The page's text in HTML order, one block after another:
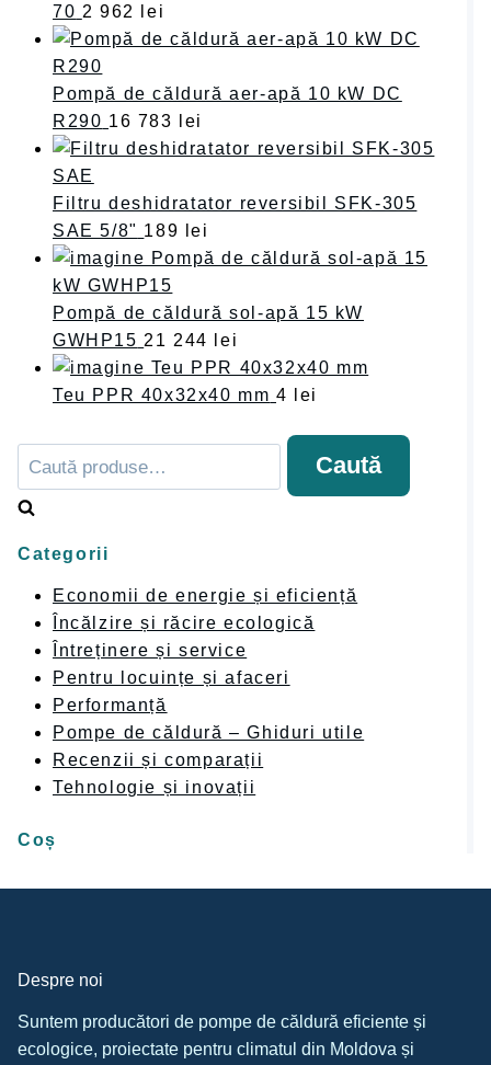
70 2 962 lei
Pompă de căldură aer-apă 10 kW DC
R290 16 783 lei
Filtru deshidratator reversibil SFK-305
SAE 5/8" 189 lei
Pompă de căldură sol-apă 15 kW
GWHP15 21 244 lei
Teu PPR 40x32x40 mm 4 lei
Caută
după:
Caută
Categorii
Economii de energie și eficiență
Încălzire și răcire ecologică
Întreținere și service
Pentru locuințe și afaceri
Performanță
Pompe de căldură – Ghiduri utile
Recenzii și comparații
Tehnologie și inovații
Coș
Despre noi
Suntem producători de pompe de căldură eficiente și
ecologice, proiectate pentru climatul din Moldova și